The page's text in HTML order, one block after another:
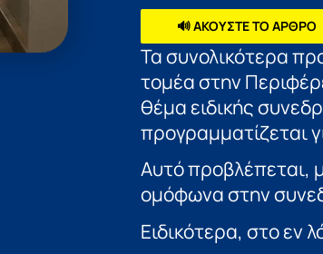
🔊 ΑΚΟΥΣΤΕ ΤΟ ΑΡΘΡΟ
Τα συνολικότερα
τομέα στην
θέμα ειδικής
προγραμματίζεται
Αυτό προβλέπεται,
ομόφωνα στην
Ειδικότερα, στο εν